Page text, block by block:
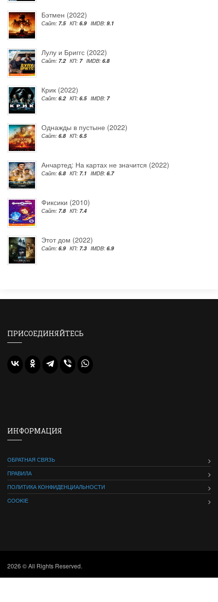
Бэтмен (2022)
Сайт: 7.5 КП: 6.9 IMDB: 9.1
Лулу и Бриггс (2022)
Сайт: 7.2 КП: 7 IMDB: 6.8
Крик (2022)
Сайт: 6.2 КП: 6.5 IMDB: 7
Однажды в пустыне (2022)
Сайт: 6.8 КП: 6.5
Анчартед: На картах не значится (2022)
Сайт: 6.8 КП: 7.1 IMDB: 6.7
Фиксики (2010)
Сайт: 7.8 КП: 7.4
Этот дом (2022)
Сайт: 6.9 КП: 7.3 IMDB: 6.9
ПРИСОЕДИНЯЙТЕСЬ
ИНФОРМАЦИЯ
ОБРАТНАЯ СВЯЗЬ
ПРАВИЛА
ПОЛИТИКА КОНФИДЕНЦИАЛЬНОСТИ
COOKIE
2026 © All Rights Reserved.